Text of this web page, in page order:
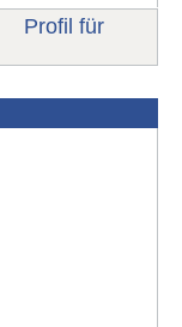
Profil für